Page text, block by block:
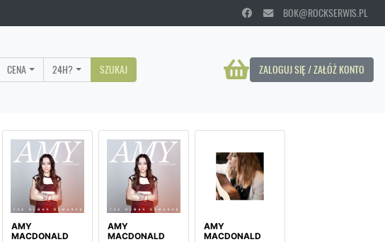
BOK@ROCKSERWIS.PL
ZALOGUJ SIĘ / ZAŁÓŻ KONTO
CENA 24H? SZUKAJ
AMY
MACDONALD
AMY
MACDONALD
AMY
MACDONALD